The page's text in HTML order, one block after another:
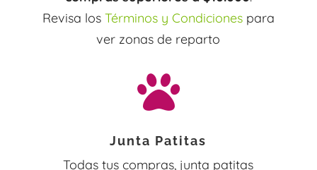
Revisa los Términos y Condicionespara
ver zonas de reparto

Junta Patitas
Todas tus compras, junta patitas